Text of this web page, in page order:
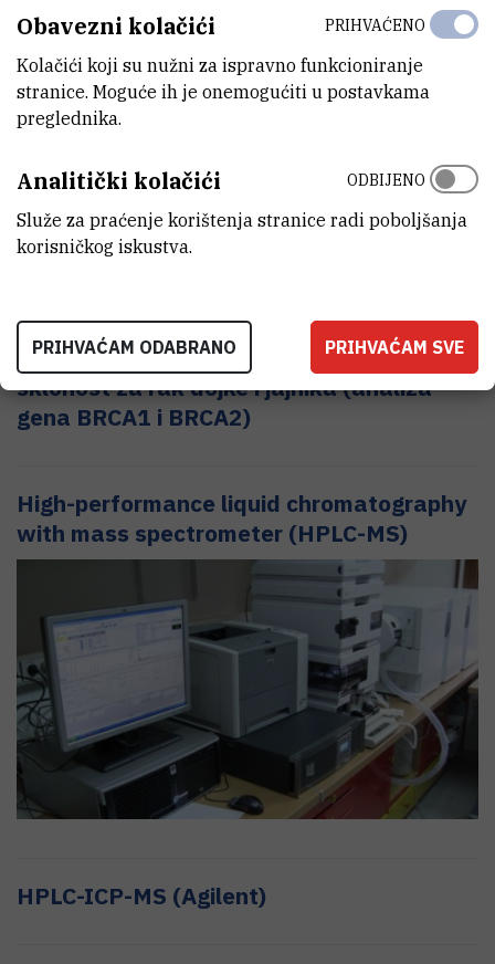
Genetičko testiranje na nasljednu
sklonost za rak dojke i jajnika (analiza
gena BRCA1 i BRCA2)
High-performance liquid chromatography
with mass spectrometer (HPLC-MS)
HPLC-ICP-MS (Agilent)
Obavezni kolačići
Kolačići koji su nužni za ispravno funkcioniranje
stranice. Moguće ih je onemogućiti u postavkama
preglednika.
PRIHVAĆENO
Analitički kolačići
Služe za praćenje korištenja stranice radi poboljšanja
korisničkog iskustva.
ODBIJENO
PRIHVAĆAM ODABRANO PRIHVAĆAM SVE